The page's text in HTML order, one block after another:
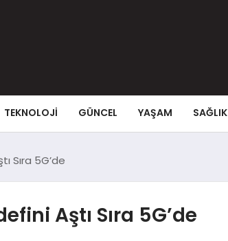
TEKNOLOJI GÜNCEL YAŞAM SAĞLIK
Sıra 5G’de
Aştı Sıra 5G’de